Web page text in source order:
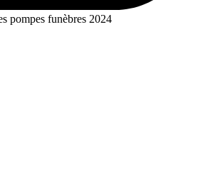
pompes funèbres 2024